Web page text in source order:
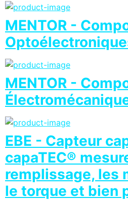
MENTOR -
MENTOR -
EBE - Capteur
capaTEC®
remplissage, les
le torque et bien